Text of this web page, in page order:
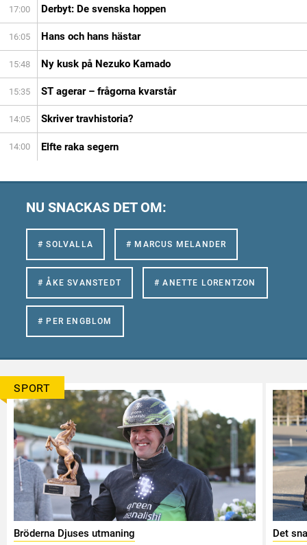
17:00 Derbyt: De svenska hoppen
16:05 Hans och hans hästar
15:48 Ny kusk på Nezuko Kamado
15:35 ST agerar – frågorna kvarstår
14:05 Skriver travhistoria?
14:00 Elfte raka segern
NU SNACKAS DET OM:
# SOLVALLA # MARCUS MELANDER
# ÅKE SVANSTEDT # ANETTE LORENTZON
# PER ENGBLOM
SPORT
Bröderna Djuses utmaning Det